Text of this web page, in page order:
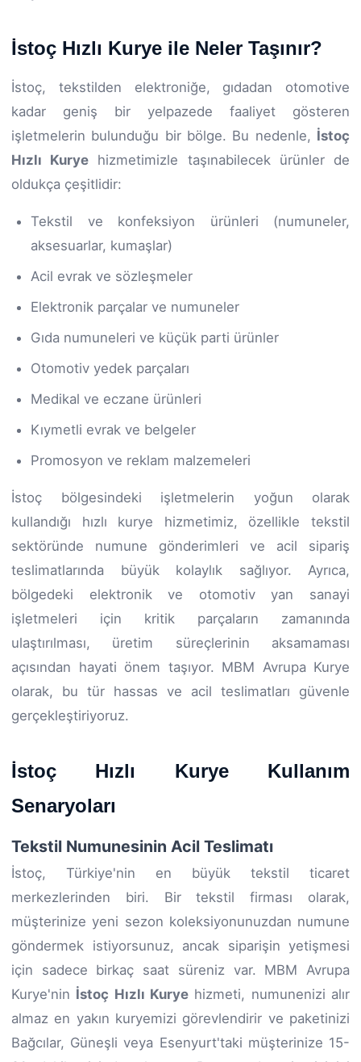
İstoç Hızlı Kurye ile Neler Taşınır?
İstoç, tekstilden elektroniğe, gıdadan otomotive
kadar geniş bir yelpazede faaliyet gösteren
işletmelerin bulunduğu bir bölge. Bu nedenle, İstoç
Hızlı Kurye hizmetimizle taşınabilecek ürünler de
oldukça çeşitlidir:
Tekstil ve konfeksiyon ürünleri (numuneler,
aksesuarlar, kumaşlar)
Acil evrak ve sözleşmeler
Elektronik parçalar ve numuneler
Gıda numuneleri ve küçük parti ürünler
Otomotiv yedek parçaları
Medikal ve eczane ürünleri
Kıymetli evrak ve belgeler
Promosyon ve reklam malzemeleri
İstoç bölgesindeki işletmelerin yoğun olarak
kullandığı hızlı kurye hizmetimiz, özellikle tekstil
sektöründe numune gönderimleri ve acil sipariş
teslimatlarında büyük kolaylık sağlıyor. Ayrıca,
bölgedeki elektronik ve otomotiv yan sanayi
işletmeleri için kritik parçaların zamanında
ulaştırılması, üretim süreçlerinin aksamaması
açısından hayati önem taşıyor. MBM Avrupa Kurye
olarak, bu tür hassas ve acil teslimatları güvenle
gerçekleştiriyoruz.
İstoç Hızlı Kurye Kullanım
Senaryoları
Tekstil Numunesinin Acil Teslimatı
İstoç, Türkiye'nin en büyük tekstil ticaret
merkezlerinden biri. Bir tekstil firması olarak,
müşterinize yeni sezon koleksiyonunuzdan numune
göndermek istiyorsunuz, ancak siparişin yetişmesi
için sadece birkaç saat süreniz var. MBM Avrupa
Kurye'nin İstoç Hızlı Kurye hizmeti, numunenizi alır
almaz en yakın kuryemizi görevlendirir ve paketinizi
Bağcılar, Güneşli veya Esenyurt'taki müşterinize 15-